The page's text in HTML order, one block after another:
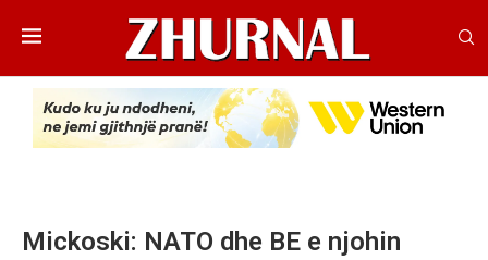
Mickoski: NATO dhe BE e njohin